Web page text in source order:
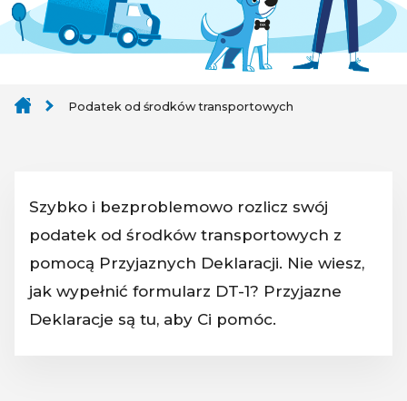
Podatek od środków transportowych
Szybko i bezproblemowo rozlicz swój
podatek od środków transportowych z
pomocą Przyjaznych Deklaracji. Nie wiesz,
jak wypełnić formularz DT-1? Przyjazne
Deklaracje są tu, aby Ci pomóc.